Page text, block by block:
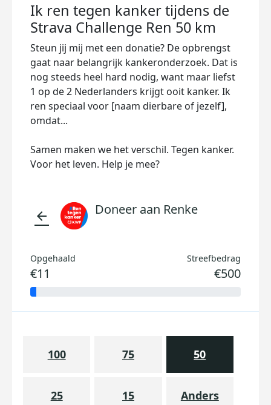
Ik ren tegen kanker tijdens de
Strava Challenge Ren 50 km
Steun jij mij met een donatie? De opbrengst
gaat naar belangrijk kankeronderzoek. Dat is
nog steeds heel hard nodig, want maar liefst
1 op de 2 Nederlanders krijgt ooit kanker. Ik
ren speciaal voor [naam dierbare of jezelf],
omdat...
Samen maken we het verschil. Tegen kanker.
Voor het leven. Help je mee?
arrow_back Doneer aan Renke
Opgehaald
€11
Streefbedrag
€500
100 75 50
25 15 Anders